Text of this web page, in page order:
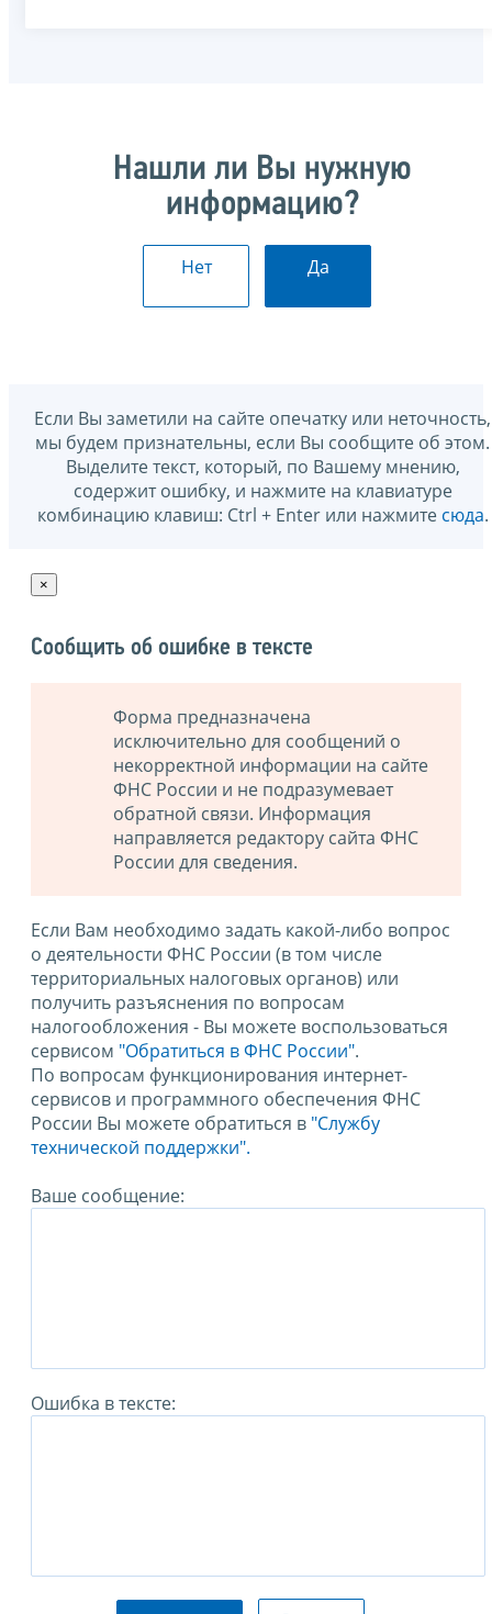
Нашли ли Вы нужную
информацию?
Нет Да
Если Вы заметили на сайте опечатку или неточность,
мы будем признательны, если Вы сообщите об этом.
Выделите текст, который, по Вашему мнению,
содержит ошибку, и нажмите на клавиатуре
комбинацию клавиш: Ctrl + Enter или нажмите сюда.
×
Сообщить об ошибке в тексте
Форма предназначена
исключительно для сообщений о
некорректной информации на сайте
ФНС России и не подразумевает
обратной связи. Информация
направляется редактору сайта ФНС
России для сведения.
Если Вам необходимо задать какой-либо вопрос
о деятельности ФНС России (в том числе
территориальных налоговых органов) или
получить разъяснения по вопросам
налогообложения - Вы можете воспользоваться
сервисом "Обратиться в ФНС России".
По вопросам функционирования интернет-
сервисов и программного обеспечения ФНС
России Вы можете обратиться в "Службу
технической поддержки".
Ваше сообщение:
Ошибка в тексте: